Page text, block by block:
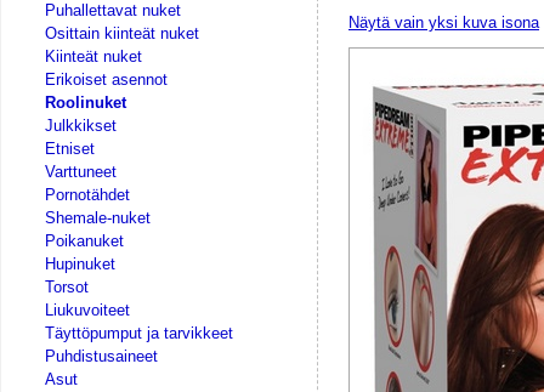
Puhallettavat nuket
Osittain kiinteät nuket
Kiinteät nuket
Erikoiset asennot
Roolinuket
Julkkikset
Etniset
Varttuneet
Pornotähdet
Shemale-nuket
Poikanuket
Hupinuket
Torsot
Liukuvoiteet
Täyttöpumput ja tarvikkeet
Puhdistusaineet
Asut
Näytä vain yksi kuva isona